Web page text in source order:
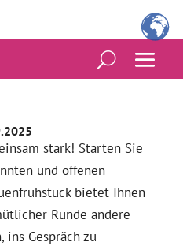
stark! Starten Sie
und offenen
bietet Ihnen
Runde andere
ins Gespräch zu